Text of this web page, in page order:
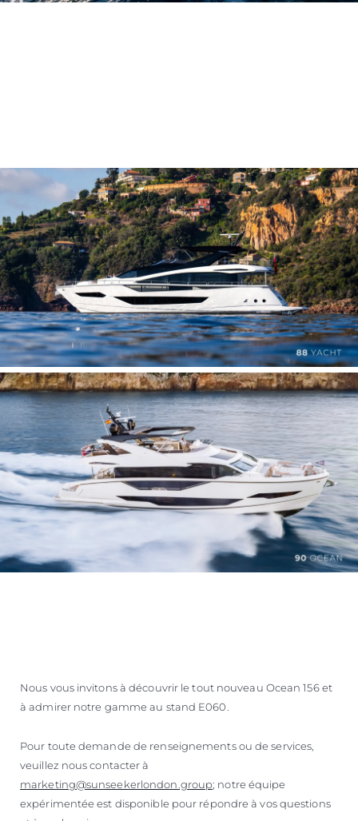
Nous vous invitons à découvrir le tout nouveau Ocean 156 et
à admirer notre gamme au stand E060.
Pour toute demande de renseignements ou de services,
veuillez nous contacter à
marketing@sunseekerlondon.group; notre équipe
expérimentée est disponible pour répondre à vos questions